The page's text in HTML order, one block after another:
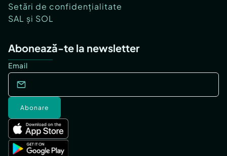
Setări de confidențialitate
SAL și SOL
Abonează-te la newsletter
Email
Abonare